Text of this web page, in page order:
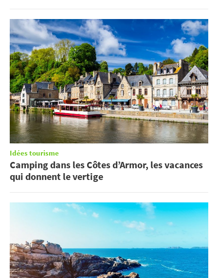
Idées tourisme
Camping dans les Côtes d’Armor, les vacances
qui donnent le vertige